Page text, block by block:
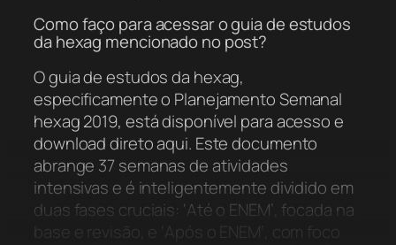
Como faço para acessar o guia de estudos
da hexag mencionado no post?
O guia de estudos da hexag,
especificamente o Planejamento Semanal
hexag 2019, está disponível para acesso e
download direto aqui. Este documento
abrange 37 semanas de atividades
intensivas e é inteligentemente dividido em
duas fases cruciais: ‘Até o ENEM’, focada na
base e revisão, e ‘Após o ENEM’, com foco